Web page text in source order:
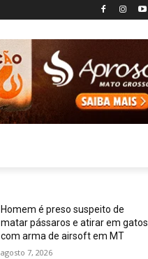
Homem é preso suspeito de
matar pássaros e atirar em gatos
com arma de airsoft em MT
agosto 7, 2026